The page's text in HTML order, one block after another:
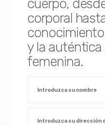
cuerpo,
corporal
y la auténtica
femenina.